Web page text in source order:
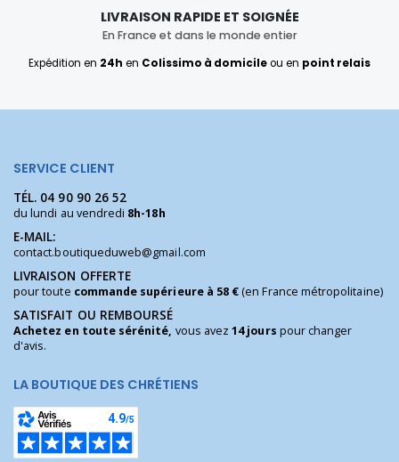
LIVRAISON RAPIDE ET SOIGNÉE
En France et dans le monde entier
Expédition en 24h en Colissimo à domicileou en point relais
SERVICE CLIENT
TÉL. 04 90 90 26 52
du lundi au vendredi 8h-18h
E-MAIL:
contact.boutiqueduweb@gmail.com
LIVRAISON OFFERTE
pour toute commande supérieure à 58 €(en France métropolitaine)
SATISFAIT OU REMBOURSÉ
Achetez en toute sérénité, vous avez14 jours pour changer
d'avis.
LA BOUTIQUE DES CHRÉTIENS